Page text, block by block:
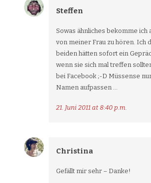
Steffen
Sowas ähnliches bekomme ich
von meiner Frau zu hören. Ich
beiden hätten sofort ein
wenn sie sich mal treffen
bei Facebook ;-D Müssense
Namen aufpassen …
21. Juni 2011 at 8:40 p.m.
Christina
Gefällt mir sehr – Danke!